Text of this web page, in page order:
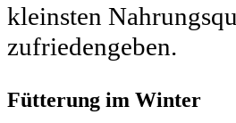
kleinsten
zufriedengeben.
Fütterung im Winter